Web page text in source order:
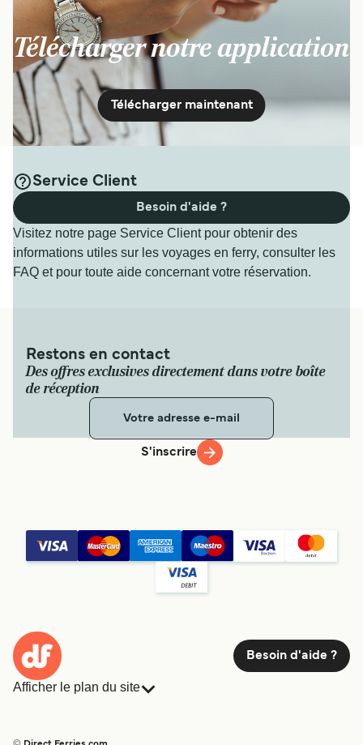
Télécharger notre application
Télécharger maintenant
Service Client
Visitez notre page Service Client pour obtenir des
informations utiles sur les voyages en ferry, consulter les
FAQ et pour toute aide concernant votre réservation.
Besoin d'aide ?
Restons en contact
Des offres exclusives directement dans votre boîte
de réception
S'inscrire
Besoin d'aide ?
Afficher le plan du site